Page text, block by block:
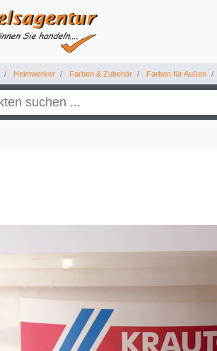
Heimwerker Farben & Zubehör Farben für Außen